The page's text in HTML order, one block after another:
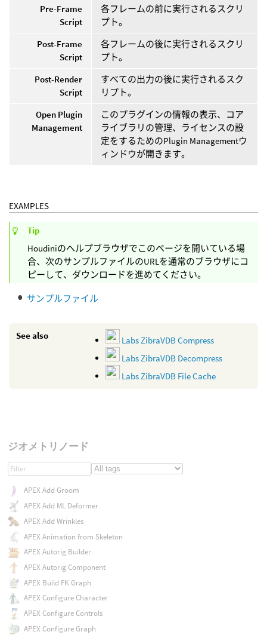
Pre-Frame
Script
各フレームの前に実行されるスクリ
プト。
Post-Frame
Script
各フレームの後に実行されるスクリ
プト。
Post-Render
Script
すべての出力の後に実行されるスク
リプト。
Open Plugin
Management
このプラグインの情報の表示、コア
ライブラリの管理、ライセンスの設
定をするためのPlugin Managementウ
ィンドウが開きます。
EXAMPLES
Tip
Houdiniのヘルプブラウザでこのページを開いている場
合、次のサンプルファイルのURLを通常のブラウザにコ
ピーして、ダウンロードを進めてください。
サンプルファイル
See also
Labs ZibraVDB Compress
Labs ZibraVDB Decompress
Labs ZibraVDB File Cache
ジオメトリノード
APEX Add Groom
APEX Add ML Deformer
APEX Add Wrinkles
APEX Animation from Skeleton
APEX Autorig Builder
APEX Autorig Component
APEX Build FK Graph
APEX Configure Character
APEX Configure Controls
APEX Configure Graph